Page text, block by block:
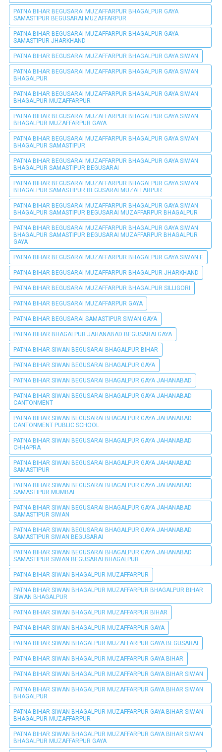
PATNA BIHAR BEGUSARAI MUZAFFARPUR BHAGALPUR GAYA
SAMASTIPUR BEGUSARAI MUZAFFARPUR
PATNA BIHAR BEGUSARAI MUZAFFARPUR BHAGALPUR GAYA
SAMASTIPUR JHARKHAND
PATNA BIHAR BEGUSARAI MUZAFFARPUR BHAGALPUR GAYA SIWAN
PATNA BIHAR BEGUSARAI MUZAFFARPUR BHAGALPUR GAYA SIWAN
BHAGALPUR
PATNA BIHAR BEGUSARAI MUZAFFARPUR BHAGALPUR GAYA SIWAN
BHAGALPUR MUZAFFARPUR
PATNA BIHAR BEGUSARAI MUZAFFARPUR BHAGALPUR GAYA SIWAN
BHAGALPUR MUZAFFARPUR GAYA
PATNA BIHAR BEGUSARAI MUZAFFARPUR BHAGALPUR GAYA SIWAN
BHAGALPUR SAMASTIPUR
PATNA BIHAR BEGUSARAI MUZAFFARPUR BHAGALPUR GAYA SIWAN
BHAGALPUR SAMASTIPUR BEGUSARAI
PATNA BIHAR BEGUSARAI MUZAFFARPUR BHAGALPUR GAYA SIWAN
BHAGALPUR SAMASTIPUR BEGUSARAI MUZAFFARPUR
PATNA BIHAR BEGUSARAI MUZAFFARPUR BHAGALPUR GAYA SIWAN
BHAGALPUR SAMASTIPUR BEGUSARAI MUZAFFARPUR BHAGALPUR
PATNA BIHAR BEGUSARAI MUZAFFARPUR BHAGALPUR GAYA SIWAN
BHAGALPUR SAMASTIPUR BEGUSARAI MUZAFFARPUR BHAGALPUR
GAYA
PATNA BIHAR BEGUSARAI MUZAFFARPUR BHAGALPUR GAYA SIWAN E
PATNA BIHAR BEGUSARAI MUZAFFARPUR BHAGALPUR JHARKHAND
PATNA BIHAR BEGUSARAI MUZAFFARPUR BHAGALPUR SILLIGORI
PATNA BIHAR BEGUSARAI MUZAFFARPUR GAYA
PATNA BIHAR BEGUSARAI SAMASTIPUR SIWAN GAYA
PATNA BIHAR BHAGALPUR JAHANABAD BEGUSARAI GAYA
PATNA BIHAR SIWAN BEGUSARAI BHAGALPUR BIHAR
PATNA BIHAR SIWAN BEGUSARAI BHAGALPUR GAYA
PATNA BIHAR SIWAN BEGUSARAI BHAGALPUR GAYA JAHANABAD
PATNA BIHAR SIWAN BEGUSARAI BHAGALPUR GAYA JAHANABAD
CANTONMENT
PATNA BIHAR SIWAN BEGUSARAI BHAGALPUR GAYA JAHANABAD
CANTONMENT PUBLIC SCHOOL
PATNA BIHAR SIWAN BEGUSARAI BHAGALPUR GAYA JAHANABAD
CHHAPRA
PATNA BIHAR SIWAN BEGUSARAI BHAGALPUR GAYA JAHANABAD
SAMASTIPUR
PATNA BIHAR SIWAN BEGUSARAI BHAGALPUR GAYA JAHANABAD
SAMASTIPUR MUMBAI
PATNA BIHAR SIWAN BEGUSARAI BHAGALPUR GAYA JAHANABAD
SAMASTIPUR SIWAN
PATNA BIHAR SIWAN BEGUSARAI BHAGALPUR GAYA JAHANABAD
SAMASTIPUR SIWAN BEGUSARAI
PATNA BIHAR SIWAN BEGUSARAI BHAGALPUR GAYA JAHANABAD
SAMASTIPUR SIWAN BEGUSARAI BHAGALPUR
PATNA BIHAR SIWAN BHAGALPUR MUZAFFARPUR
PATNA BIHAR SIWAN BHAGALPUR MUZAFFARPUR BHAGALPUR BIHAR
SIWAN BHAGALPUR
PATNA BIHAR SIWAN BHAGALPUR MUZAFFARPUR BIHAR
PATNA BIHAR SIWAN BHAGALPUR MUZAFFARPUR GAYA
PATNA BIHAR SIWAN BHAGALPUR MUZAFFARPUR GAYA BEGUSARAI
PATNA BIHAR SIWAN BHAGALPUR MUZAFFARPUR GAYA BIHAR
PATNA BIHAR SIWAN BHAGALPUR MUZAFFARPUR GAYA BIHAR SIWAN
PATNA BIHAR SIWAN BHAGALPUR MUZAFFARPUR GAYA BIHAR SIWAN
BHAGALPUR
PATNA BIHAR SIWAN BHAGALPUR MUZAFFARPUR GAYA BIHAR SIWAN
BHAGALPUR MUZAFFARPUR
PATNA BIHAR SIWAN BHAGALPUR MUZAFFARPUR GAYA BIHAR SIWAN
BHAGALPUR MUZAFFARPUR GAYA